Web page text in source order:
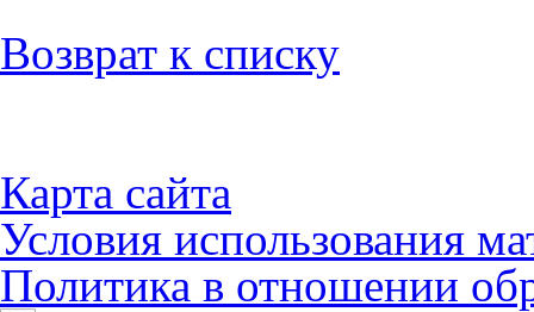
Возврат к списку
Карта сайта
Условия использования
Политика в отношении